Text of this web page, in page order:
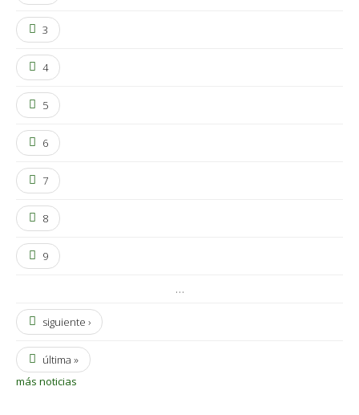
3
4
5
6
7
8
9
…
siguiente ›
última »
más noticias